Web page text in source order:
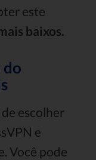
este
baixos.
do
escolher
e
Você pode